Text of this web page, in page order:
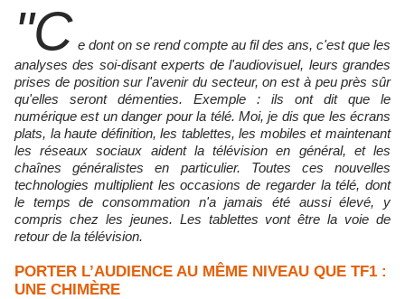
"C e dont on se rend compte au fil des ans, c'est que les
analyses des soi-disant experts de l'audiovisuel, leurs grandes
prises de position sur l'avenir du secteur, on est à peu près sûr
qu'elles seront démenties. Exemple : ils ont dit que le
numérique est un danger pour la télé. Moi, je dis que les écrans
plats, la haute définition, les tablettes, les mobiles et maintenant
les réseaux sociaux aident la télévision en général, et les
chaînes généralistes en particulier. Toutes ces nouvelles
technologies multiplient les occasions de regarder la télé, dont
le temps de consommation n'a jamais été aussi élevé, y
compris chez les jeunes. Les tablettes vont être la voie de
retour de la télévision.
PORTER L’AUDIENCE AU MÊME NIVEAU QUE TF1 :
UNE CHIMÈRE